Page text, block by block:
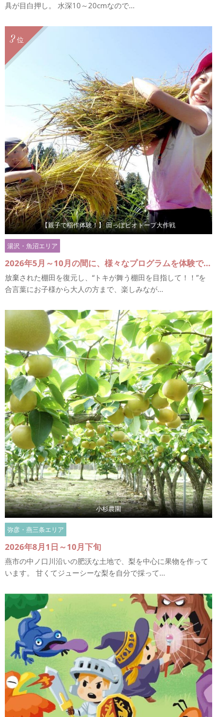
具が目白押し。 水深10～20cmなので...
位
3
【親子で稲作体験！】 田っぽビオトープ大作戦
湯沢・魚沼エリア
2026年5月～10月の間に、様々なプログラムを体験できます。 ・第1回：2026年5月24日（日） ・第2回：2026年5月31日（日） ・第3回：2026年6月7日（日） ①手植えによる田植え（完全無農薬） ②いきもの調べ「トキの好物を知る」 ③ぬか釜ごはん＆田舎ごっつぉ ・第4回：2026年6月21日（日） ①田んぼお手入れ＆アイスクリーム作り ②いきもの調べ「微生物が肥沃な土をつくる」 ③ぬか釜ごはん＆田舎ごっつぉ ・第5回：2026年7月12日（日） ①田んぼお手入れ＆はちみつ体験 ②いきもの調べ「メダカと田んぼの関係」 ③ぬか釜ごはん＆田舎ごっつぉ ・第6回：2026年8月2日（日） ①田んぼお手入れ＆アイスクリーム作り ②いきもの調べ「メダカと田んぼの関係」 ③ぬか釜ごはん＆田舎ごっつぉ ・第7回：2026年9月20日(日) ・第8回：2026年9月27日(日) ・第9回：2026年10月4日(日) ①稲刈り＆稲架掛け ②いきもの調べ「トキの暮らし」 ③ぬか釜ごはん＆田舎ごっつぉ
放棄された棚田を復元し、“トキが舞う棚田を目指して！！”を
合言葉にお子様から大人の方まで、楽しみなが...
小杉農園
弥彦・燕三条エリア
2026年8月1日～10月下旬
燕市の中ノ口川沿いの肥沃な土地で、梨を中心に果物を作って
います。 甘くてジューシーな梨を自分で採って...